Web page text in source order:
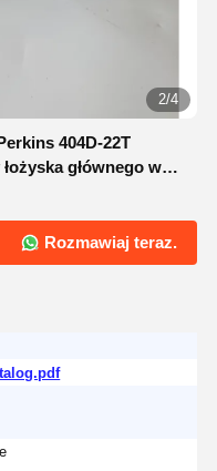
2/4
404D-22T
głównego w
Rozmawiaj teraz.